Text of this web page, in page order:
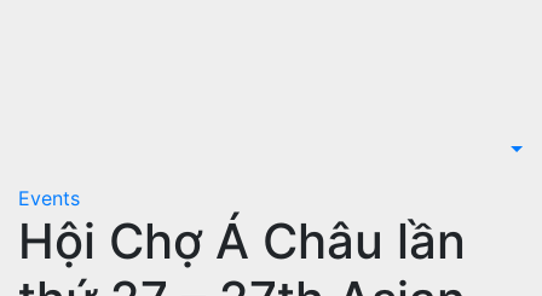
Events
Hội Chợ Á Châu lần